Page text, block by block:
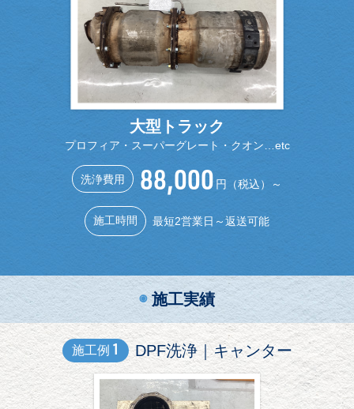
大型トラック
プロフィア・スーパーグレート・クオン… etc
洗浄費用 88,000 円（税込）～
施工時間 最短2営業日～返送可能
◉施工実績
施工例 1 DPF洗浄｜キャンター